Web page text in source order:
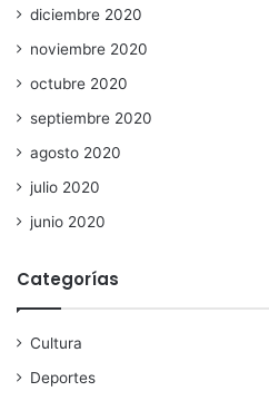
diciembre 2020
noviembre 2020
octubre 2020
septiembre 2020
agosto 2020
julio 2020
junio 2020
Categorías
Cultura
Deportes